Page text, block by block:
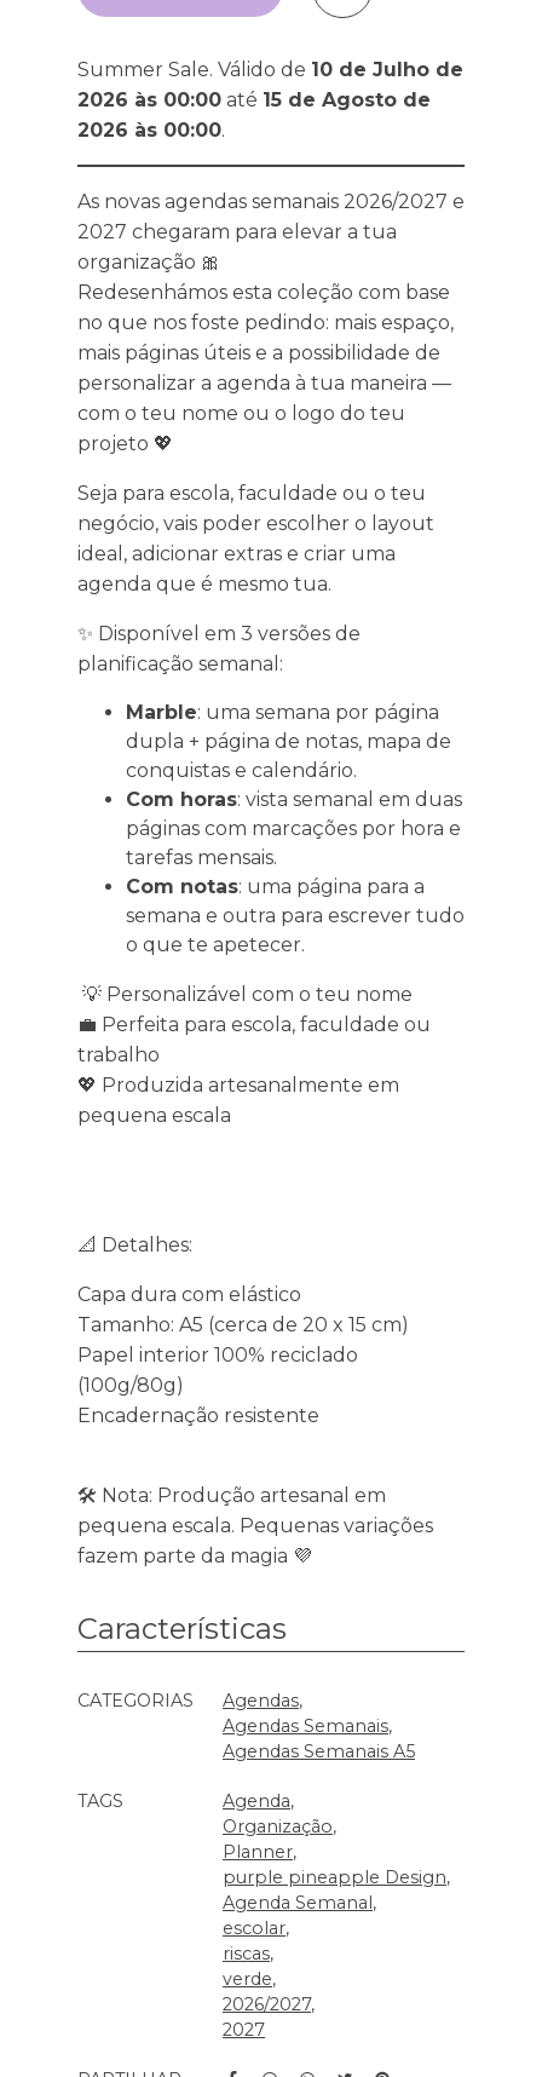
Summer Sale. Válido de 10 de Julho de
2026 às 00:00 até 15 de Agosto de
2026 às 00:00.
As novas agendas semanais 2026/2027 e
2027 chegaram para elevar a tua
organização 🎀
Redesenhámos esta coleção com base
no que nos foste pedindo: mais espaço,
mais páginas úteis e a possibilidade de
personalizar a agenda à tua maneira —
com o teu nome ou o logo do teu
projeto 💖
Seja para escola, faculdade ou o teu
negócio, vais poder escolher o layout
ideal, adicionar extras e criar uma
agenda que é mesmo tua.
✨ Disponível em 3 versões de
planificação semanal:
Marble: uma semana por página
dupla + página de notas, mapa de
conquistas e calendário.
Com horas: vista semanal em duas
páginas com marcações por hora e
tarefas mensais.
Com notas: uma página para a
semana e outra para escrever tudo
o que te apetecer.
💡 Personalizável com o teu nome
💼 Perfeita para escola, faculdade ou
trabalho
💖 Produzida artesanalmente em
pequena escala
📐 Detalhes:
Capa dura com elástico
Tamanho: A5 (cerca de 20 x 15 cm)
Papel interior 100% reciclado
(100g/80g)
Encadernação resistente
🛠️ Nota: Produção artesanal em
pequena escala. Pequenas variações
fazem parte da magia 💜
Características
Características
CATEGORIAS
Agendas
Agendas Semanais
Agendas Semanais A5
TAGS
Agenda
Organização
Planner
purple pineapple Design
Agenda Semanal
escolar
riscas
verde
2026/2027
2027